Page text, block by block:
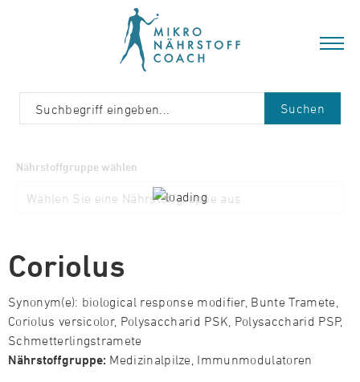
Suchen
Coriolus
Synonym(e): biological response modifier, Bunte Tramete,
Coriolus versicolor, Polysaccharid PSK, Polysaccharid PSP,
Schmetterlingstramete
Nährstoffgruppe: Medizinalpilze, Immunmodulatoren
Nährstoffgruppe wählen